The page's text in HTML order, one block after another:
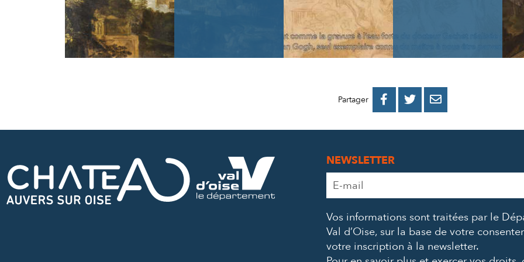
Partager 
PARTAGER
PARTAGER
PARTAGER
NEWSLETTER
Adresse
e-
*
Vos informations sont traitées par le
Val d’Oise, sur la base de votre
votre inscription à la newsletter.